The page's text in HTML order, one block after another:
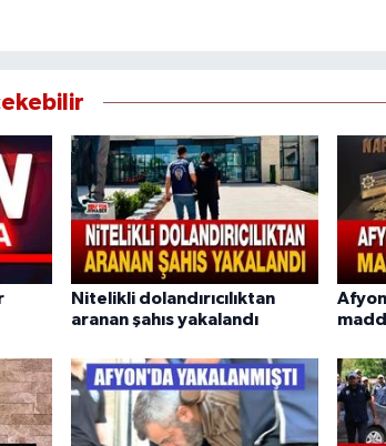
Nitelikli dolandırıcılıktan
aranan şahıs yakalandı